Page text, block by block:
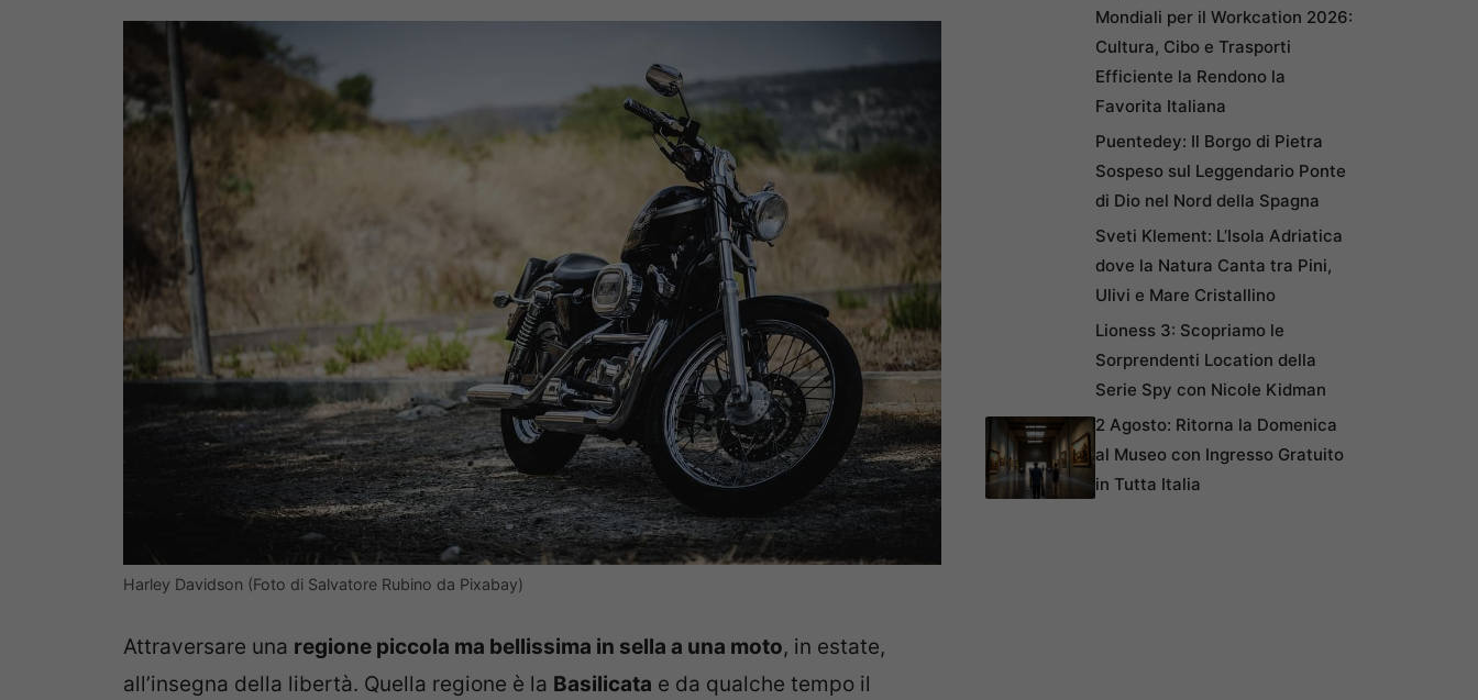
Harley Davidson (Foto di Salvatore Rubino da Pixabay)
Attraversare una regione piccola ma bellissima in sella a una moto, in estate,
all’insegna della libertà. Quella regione è la Basilicata e da qualche tempo il
Mondiali per il Workcation 2026:
Cultura, Cibo e Trasporti
Efficiente la Rendono la
Favorita Italiana
Puentedey: Il Borgo di Pietra
Sospeso sul Leggendario Ponte
di Dio nel Nord della Spagna
Sveti Klement: L’Isola Adriatica
dove la Natura Canta tra Pini,
Ulivi e Mare Cristallino
Lioness 3: Scopriamo le
Sorprendenti Location della
Serie Spy con Nicole Kidman
2 Agosto: Ritorna la Domenica
al Museo con Ingresso Gratuito
in Tutta Italia